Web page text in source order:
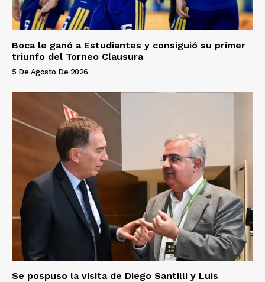
Boca le ganó a Estudiantes y consiguió su primer
triunfo del Torneo Clausura
5 De Agosto De 2026
Se pospuso la visita de Diego Santilli y Luis